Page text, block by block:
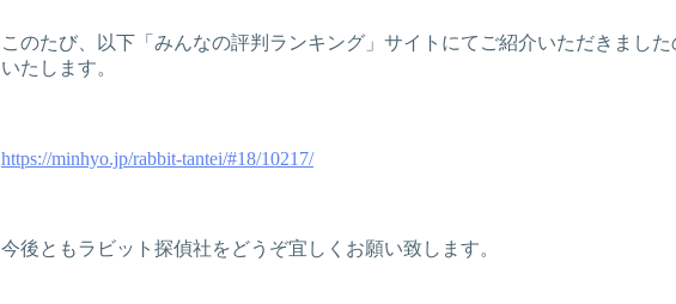
このたび、以下「みんなの評判ランキング」サイトにてご紹介いただきまし
いたします。
https://minhyo.jp/rabbit-tantei/#18/10217/
今後ともラビット探偵社をどうぞ宜しくお願い致します。